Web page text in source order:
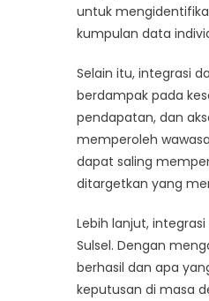
untuk
kumpulan data
Selain itu, integrasi
berdampak pada
pendapatan, dan
memperoleh
dapat saling
ditargetkan yang
Lebih lanjut,
Sulsel. Dengan
berhasil dan apa
keputusan di masa